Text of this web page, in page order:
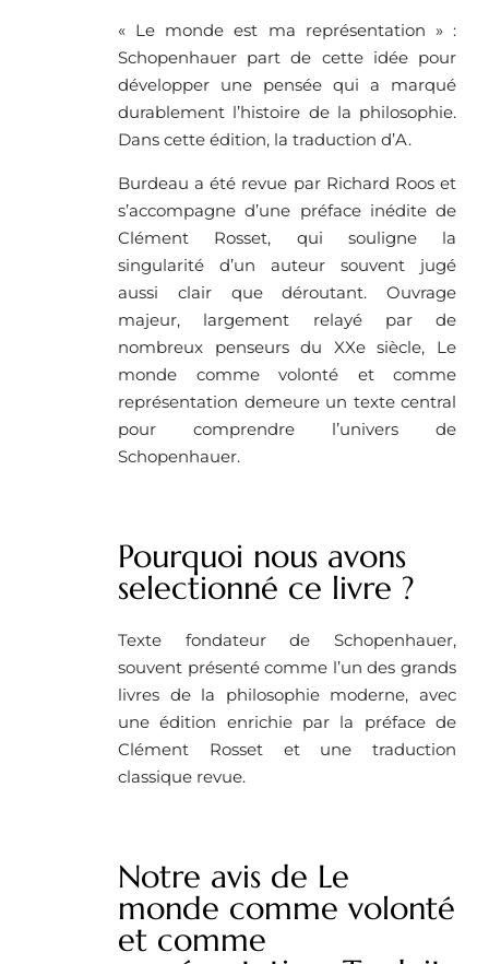
« Le monde est ma représentation » :
Schopenhauer part de cette idée pour
développer une pensée qui a marqué
durablement l’histoire de la philosophie.
Dans cette édition, la traduction d’A.
Burdeau a été revue par Richard Roos et
s’accompagne d’une préface inédite de
Clément Rosset, qui souligne la
singularité d’un auteur souvent jugé
aussi clair que déroutant. Ouvrage
majeur, largement relayé par de
nombreux penseurs du XXe siècle, Le
monde comme volonté et comme
représentation demeure un texte central
pour comprendre l’univers de
Schopenhauer.
Pourquoi nous avons
selectionné ce livre ? ​
Texte fondateur de Schopenhauer,
souvent présenté comme l’un des grands
livres de la philosophie moderne, avec
une édition enrichie par la préface de
Clément Rosset et une traduction
classique revue.
Notre avis de Le
monde comme volonté
et comme